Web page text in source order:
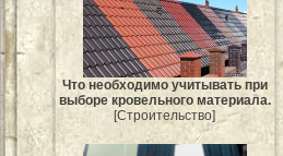
Что необходимо учитывать при
выборе кровельного материала.
[Строительство]